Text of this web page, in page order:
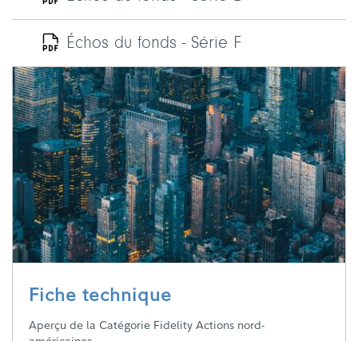
Échos du fonds - Série F
Fiche technique
Aperçu de la Catégorie Fidelity Actions nord-